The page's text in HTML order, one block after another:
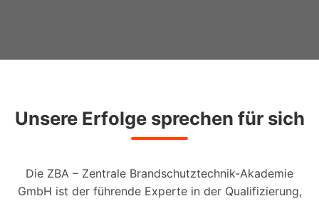
Unsere Erfolge sprechen für sich
Die ZBA – Zentrale Brandschutztechnik-Akademie
GmbH ist der führende Experte in der Qualifizierung,